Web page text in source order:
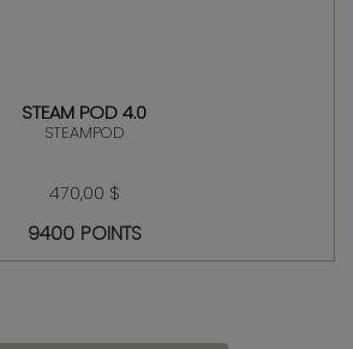
STEAM POD 4.0
STEAMPOD
470,00 $
9400 POINTS